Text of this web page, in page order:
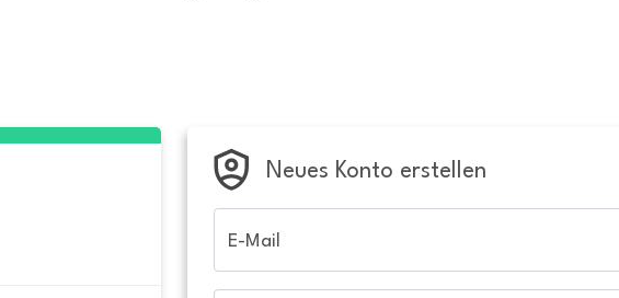
Neues Konto erstellen
E-Mail